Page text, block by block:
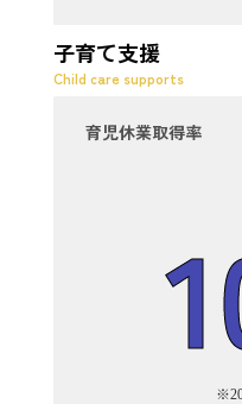
子育て支援
Child care supports
育児休業取得率